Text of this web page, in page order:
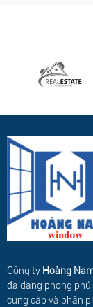
Công ty Hoàng
đa dạng phong phú
cung cấp và phân